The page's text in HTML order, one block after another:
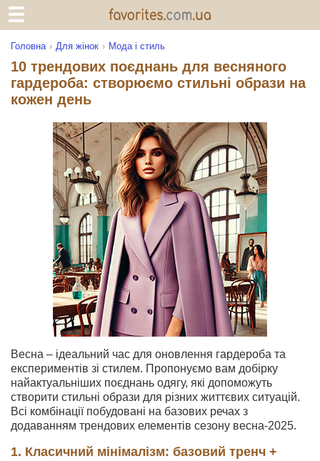
Головна Для жінок Мода і стиль
10 трендових поєднань для весняного
гардероба: створюємо стильні образи на
кожен день
Весна – ідеальний час для оновлення гардероба та
експериментів зі стилем. Пропонуємо вам добірку
найактуальніших поєднань одягу, які допоможуть
створити стильні образи для різних життєвих ситуацій.
Всі комбінації побудовані на базових речах з
додаванням трендових елементів сезону весна-2025.
1. Класичний мінімалізм: базовий тренч +